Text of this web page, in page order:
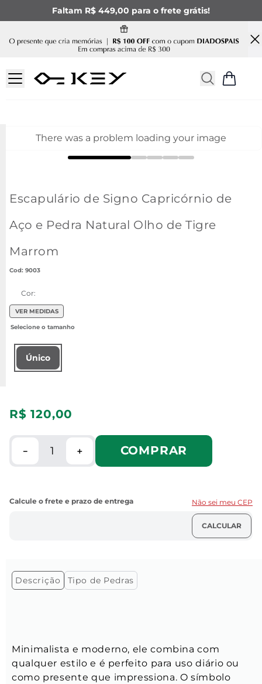
Faltam R$ 449,00 para o frete grátis!
There was a problem loading your image
Escapulário de Signo Capricórnio de
Aço e Pedra Natural Olho de Tigre
Marrom
: 9003
Cor:
VER MEDIDAS
Único
R$ 120,00
＋
－ COMPRAR
Não sei meu CEP
Descrição Tipo de Pedras
Minimalista e moderno, ele combina com
qualquer estilo e é perfeito para uso diário ou
como presente que impressiona. O símbolo